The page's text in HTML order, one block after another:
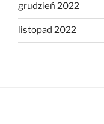
grudzień 2022
listopad 2022